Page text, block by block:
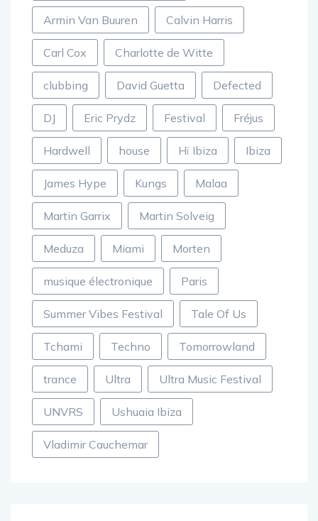
Armin Van Buuren Calvin Harris
Carl Cox Charlotte de Witte
clubbing David Guetta Defected
DJ Eric Prydz Festival Fréjus
Hardwell house Hï Ibiza Ibiza
James Hype Kungs Malaa
Martin Garrix Martin Solveig
Meduza Miami Morten
musique électronique Paris
Summer Vibes Festival Tale Of Us
Tchami Techno Tomorrowland
trance Ultra Ultra Music Festival
UNVRS Ushuaia Ibiza
Vladimir Cauchemar